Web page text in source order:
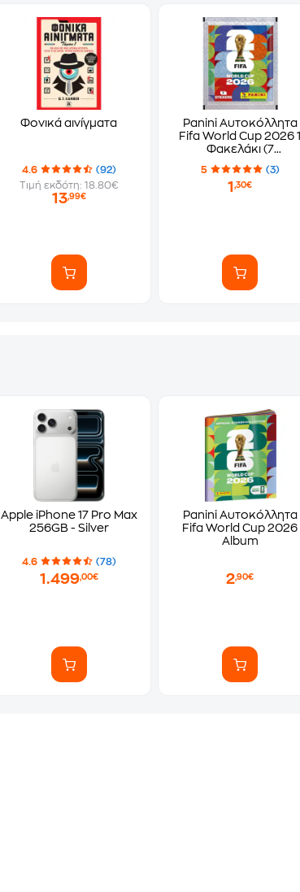
Φονικά αινίγματα
4.6
(92)
Τιμή εκδότη: 18.80€
13,99€
Panini Αυτοκόλλητα
Fifa World Cup 2026 1
Φακελάκι (7
Αυτοκόλλητα)
5 (3)
1,30€
Apple iPhone 17 Pro Max
256GB - Silver
4.6 (78)
1.499,00€
Panini Αυτοκόλλητα
Fifa World Cup 2026
Album
2,90€